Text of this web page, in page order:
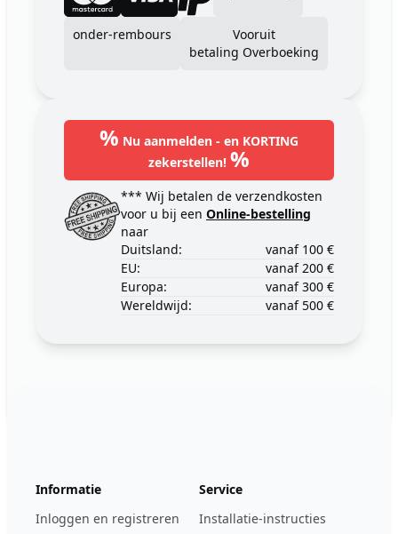
onder-rembours
Vooruit
betaling Overboeking
% Nu aanmelden - en KORTING
zekerstellen! %
*** Wij betalen de verzendkosten
voor u bij een Online-bestelling
naar
Duitsland:
vanaf 100 €
EU:
vanaf 200 €
Europa:
vanaf 300 €
Wereldwijd:
vanaf 500 €
Informatie
Inloggen en registreren
Service
Installatie-instructies